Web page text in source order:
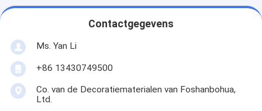
Contactgegevens
Ms. Yan Li
+86 13430749500
Co. van de Decoratiematerialen van Foshanbohua,
Ltd.